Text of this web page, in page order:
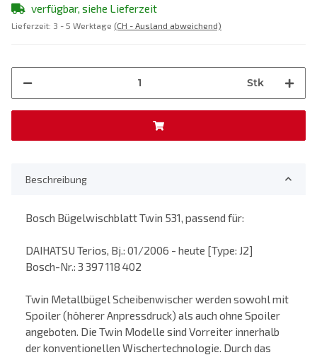
verfügbar, siehe Lieferzeit
Lieferzeit: 3 - 5 Werktage (CH - Ausland abweichend)
Stk
Beschreibung
Bosch Bügelwischblatt Twin 531, passend für:
DAIHATSU Terios, Bj.: 01/2006 - heute [Type: J2]
Bosch-Nr.: 3 397 118 402
Twin Metallbügel Scheibenwischer werden sowohl mit
Spoiler (höherer Anpressdruck) als auch ohne Spoiler
angeboten. Die Twin Modelle sind Vorreiter innerhalb
der konventionellen Wischertechnologie. Durch das